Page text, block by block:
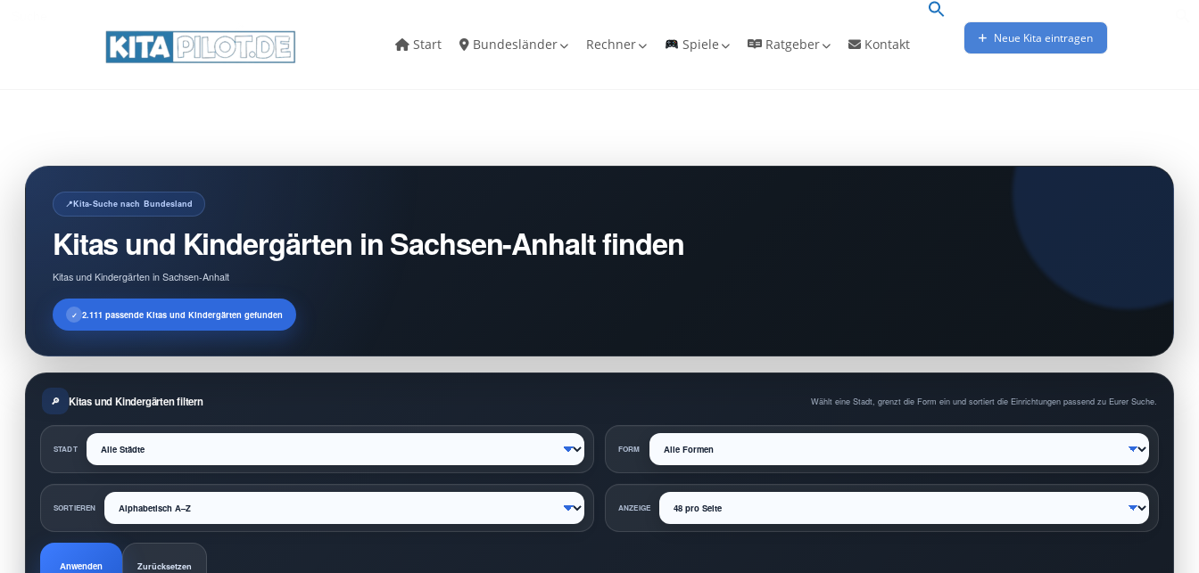
Start Bundesländer Rechner Spiele Ratgeber Kontakt Neue Kita eintragen
Kita-Suche nach Bundesland
Kitas und Kindergärten in Sachsen-Anhalt finden
Kitas und Kindergärten in Sachsen-Anhalt
2.111 passende Kitas und Kindergärten gefunden
Kitas und Kindergärten filtern Wählt eine Stadt, grenzt die Form ein und sortiert die Einrichtungen passend zu Eurer Suche.
STADT FORM
SORTIEREN ANZEIGE
Anwenden Zurücksetzen